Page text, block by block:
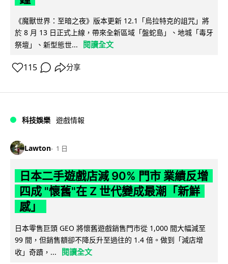
《魔獸世界：至暗之夜》版本更新 12.1「烏拉特克的詛咒」將
於 8 月 13 日正式上線，帶來全新區域「盤蛇島」、地城「毒牙
祭壇」、新型態世...
閱讀全文
115 分享
科技娛樂 遊戲情報
Lawton 1 日
日本二手遊戲店減 90% 門市 業績反增
四成 "懷舊"在 Z 世代變成最潮「新鮮
感」
日本零售巨頭 GEO 將懷舊遊戲銷售門市從 1,000 間大幅減至
99 間，但銷售額卻不降反升至過往的 1.4 倍。做到「減店增
收」奇蹟，...
閱讀全文